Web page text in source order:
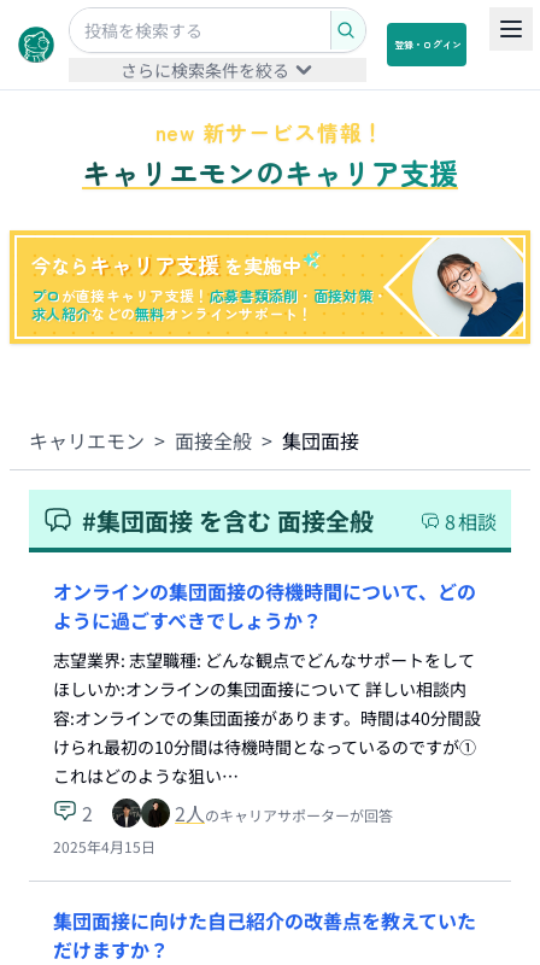
さらに検索条件を絞る
登録・ログイン
new 新サービス情報！
キャリエモンのキャリア支援
今なら キャリア支援 を実施中
プロが直接キャリア支援！応募書類添削 ・ 面接対策・
求人紹介などの無料オンラインサポート！
キャリエモン > 面接全般 > 集団面接
#集団面接 を含む 面接全般 8相談
オンラインの集団面接の待機時間について、どの
ように過ごすべきでしょうか？
志望業界: 志望職種: どんな観点でどんなサポートをして
ほしいか:オンラインの集団面接について 詳しい相談内
容:オンラインでの集団面接があります。時間は40分間設
けられ最初の10分間は待機時間となっているのですが①
これはどのような狙い…
2 2人のキャリアサポーターが回答
2025年4月15日
集団面接に向けた自己紹介の改善点を教えていた
だけますか？